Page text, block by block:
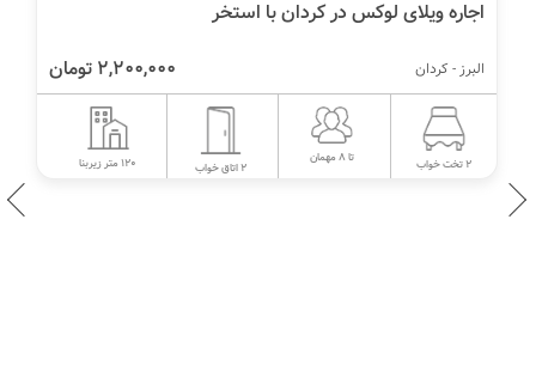
اجاره ویلای لوکس در کردان با استخر
2,200,000 تومان البرز - کردان
2 تخت خواب تا 8 مهمان
2 اتاق خواب 120 متر زیربنا